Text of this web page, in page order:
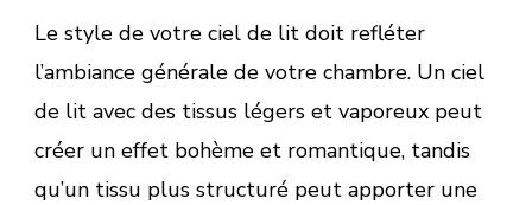
Le style de votre ciel de lit doit refléter
l’ambiance générale de votre chambre. Un ciel
de lit avec des tissus légers et vaporeux peut
créer un effet bohème et romantique, tandis
qu’un tissu plus structuré peut apporter une